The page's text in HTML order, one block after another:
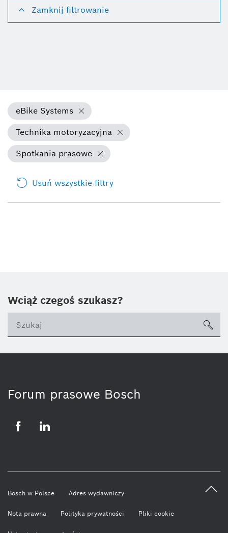
Zamknij filtrowanie
eBike Systems
Technika motoryzacyjna
Spotkania prasowe
Usuń wszystkie filtry
Wciąż czegoś szukasz?
Forum prasowe Bosch
Bosch w Polsce Adres wydawniczy
Nota prawna Polityka prywatności Pliki cookie